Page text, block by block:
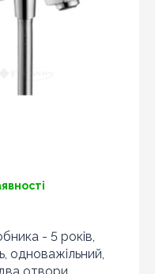
- 5 років,
одноважільний,